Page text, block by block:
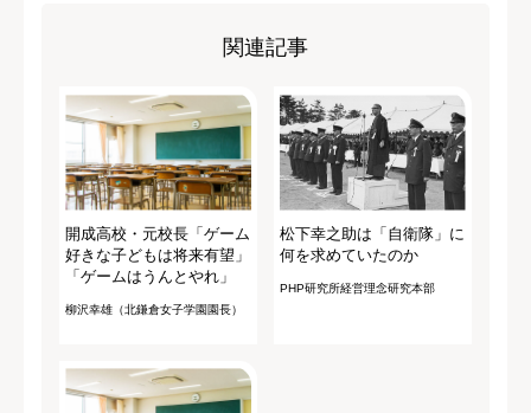
関連記事
開成高校・元校長「ゲーム
好きな子どもは将来有望」
「ゲームはうんとやれ」
柳沢幸雄（北鎌倉女子学園園長）
松下幸之助は「自衛隊」に
何を求めていたのか
PHP研究所経営理念研究本部